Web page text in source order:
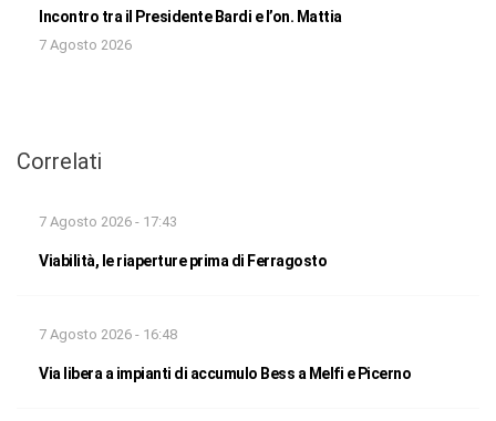
Incontro tra il Presidente Bardi e l’on. Mattia
7 Agosto 2026
Correlati
7 Agosto 2026 - 17:43
Viabilità, le riaperture prima di Ferragosto
7 Agosto 2026 - 16:48
Via libera a impianti di accumulo Bess a Melfi e Picerno